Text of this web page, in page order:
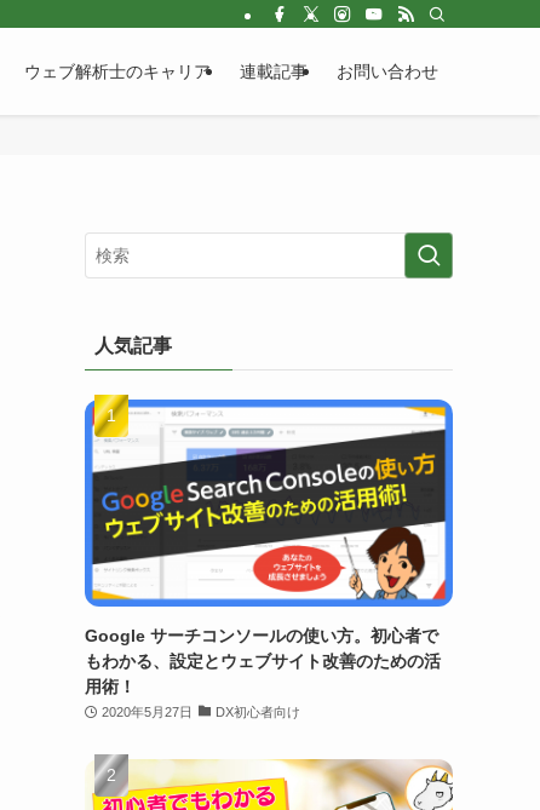
ウェブ解析士のキャリア 連載記事 お問い合わせ
人気記事
Google サーチコンソールの使い方。初心者で
もわかる、設定とウェブサイト改善のための活
用術！
2020年5月27日 DX初心者向け